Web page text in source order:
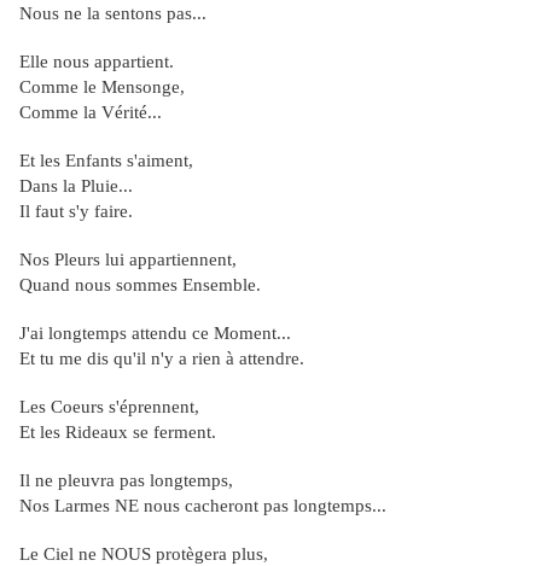
Nous ne la sentons pas...
Elle nous appartient.
Comme le Mensonge,
Comme la Vérité...
Et les Enfants s'aiment,
Dans la Pluie...
Il faut s'y faire.
Nos Pleurs lui appartiennent,
Quand nous sommes Ensemble.
J'ai longtemps attendu ce Moment...
Et tu me dis qu'il n'y a rien à attendre.
Les Coeurs s'éprennent,
Et les Rideaux se ferment.
Il ne pleuvra pas longtemps,
Nos Larmes NE nous cacheront pas longtemps...
Le Ciel ne NOUS protègera plus,